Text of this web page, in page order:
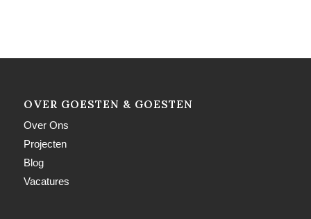
OVER GOESTEN & GOESTEN
Over Ons
Projecten
Blog
Vacatures